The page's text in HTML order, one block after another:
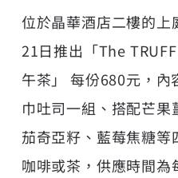
位於晶華酒店二樓的上
21日推出「The
午茶」 每份680元，
巾吐司一組、搭配芒
茄奇亞籽、藍莓焦糖
咖啡或茶，供應時間